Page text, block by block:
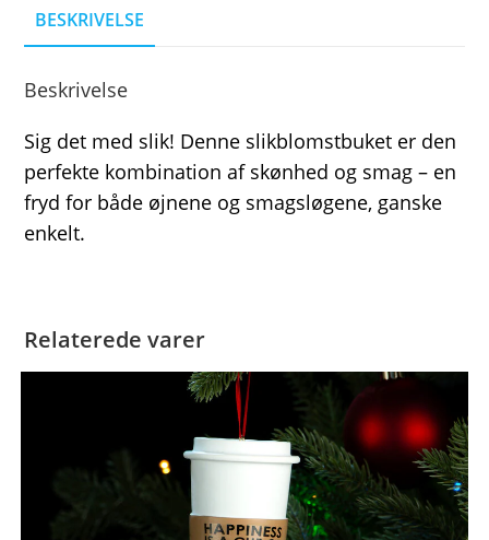
BESKRIVELSE
Beskrivelse
Sig det med slik! Denne slikblomstbuket er den
perfekte kombination af skønhed og smag – en
fryd for både øjnene og smagsløgene, ganske
enkelt.
Relaterede varer